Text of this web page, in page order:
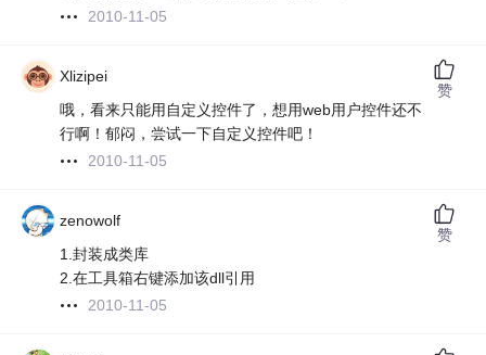
2010-11-05
Xlizipei
哦，看来只能用自定义控件了，想用web用户控件还不
行啊！郁闷，尝试一下自定义控件吧！
2010-11-05
赞
zenowolf
1.封装成类库
2.在工具箱右键添加该dll引用
2010-11-05
赞